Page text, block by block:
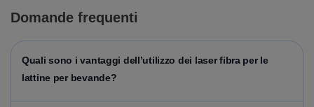
Domande frequenti
Quali sono i vantaggi dell’utilizzo dei laser fibra per le
lattine per bevande?